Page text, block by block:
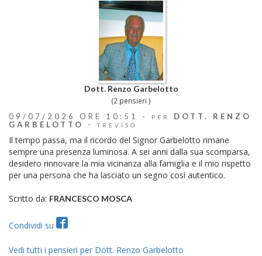
Dott. Renzo Garbelotto
(2 pensieri )
09/07/2026 ORE 10:51 - PER
DOTT. RENZO
GARBELOTTO
-TREVISO
Il tempo passa, ma il ricordo del Signor Garbelotto rimane
sempre una presenza luminosa. A sei anni dalla sua scomparsa,
desidero rinnovare la mia vicinanza alla famiglia e il mio rispetto
per una persona che ha lasciato un segno così autentico.
Scritto da: FRANCESCO MOSCA
Condividi su
Vedi tutti i pensieri per Dott. Renzo Garbelotto